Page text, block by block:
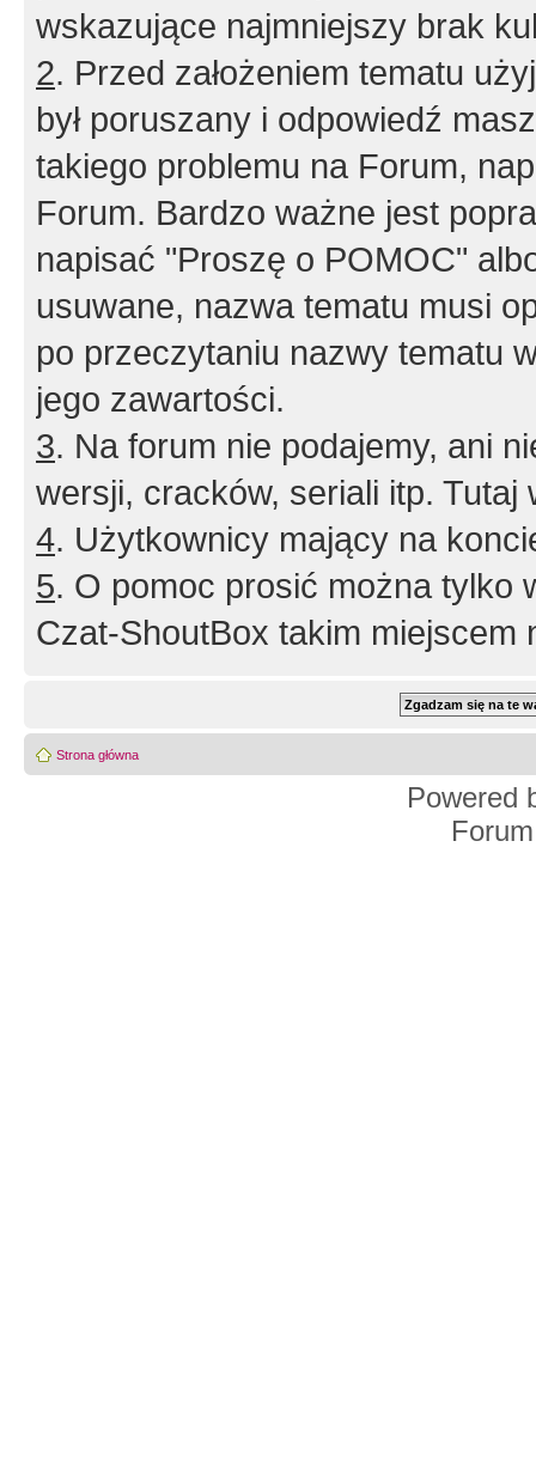
wskazujące najmniejszy brak
2. Przed założeniem tematu
był poruszany i odpowiedź
takiego problemu na Forum,
Forum. Bardzo ważne jest
napisać "Proszę o POMOC"
usuwane, nazwa tematu musi
po przeczytaniu nazwy tematu
jego zawartości.
3. Na forum nie podajemy, ani
wersji, cracków, seriali itp. Tutaj
4. Użytkownicy mający na
5. O pomoc prosić można tylko
Czat-ShoutBox takim miejscem
Strona główna
Powered